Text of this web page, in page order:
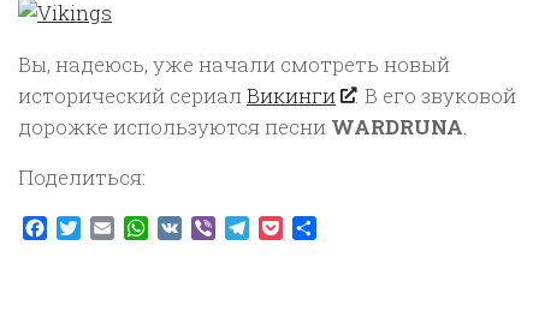
Вы, надеюсь, уже начали смотреть новый
исторический сериалВикинги
. В его звуковой
дорожке используются песни WARDRUNA.
Поделиться:
Facebook
TwitterEmailWhatsApp
VK ViberTelegram
Pocket